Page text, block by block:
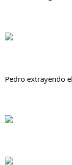
Pedro extrayendo